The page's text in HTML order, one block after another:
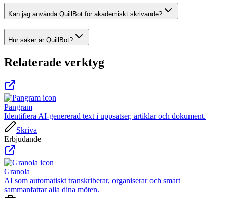
Kan jag använda QuillBot för akademiskt skrivande?
Hur säker är QuillBot?
Relaterade verktyg
Pangram
Identifiera AI-genererad text i uppsatser, artiklar och dokument.
Skriva
Erbjudande
Granola
AI som automatiskt transkriberar, organiserar och smart
sammanfattar alla dina möten.